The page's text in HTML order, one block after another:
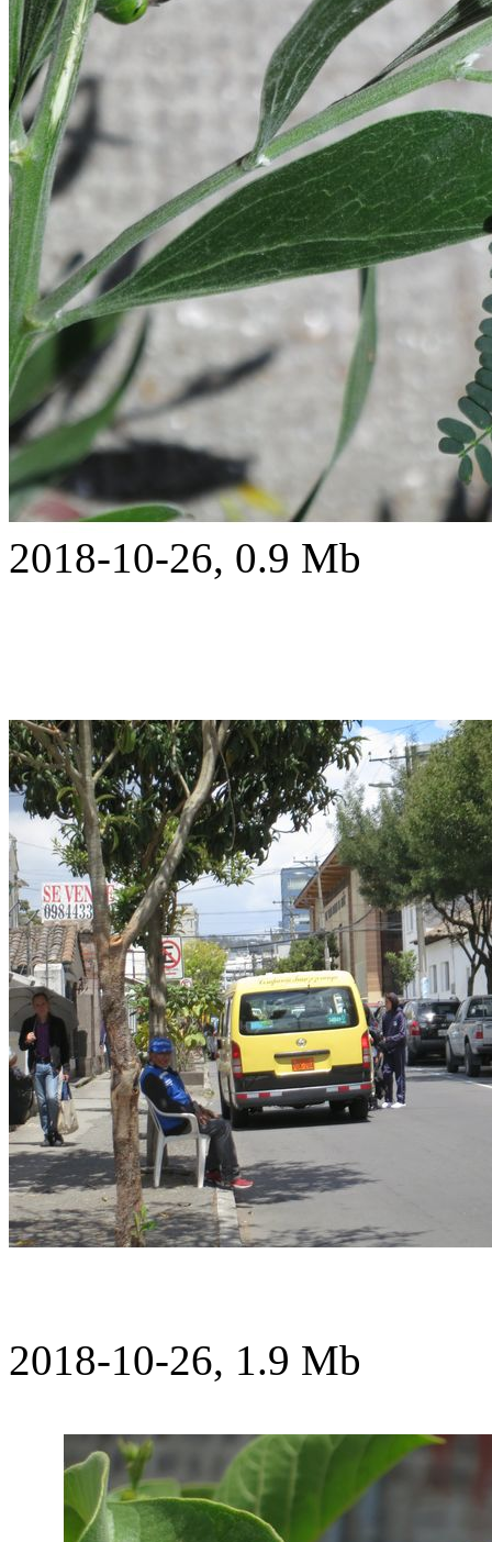
2018-10-26, 0.9 Mb
2018-10-26, 1.9 Mb